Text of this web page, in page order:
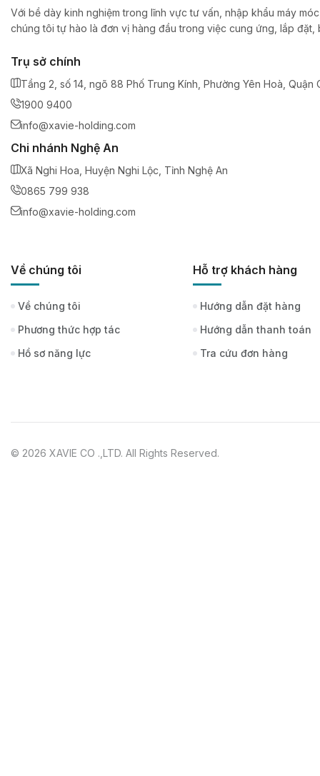
Với bề dày kinh nghiệm trong lĩnh vực tư vấn, nhập khẩu máy
chúng tôi tự hào là đơn vị hàng đầu trong việc cung ứng, lắp đặt,
Trụ sở chính
Tầng 2, số 14, ngõ 88 Phố Trung Kính, Phường Yên Hoà, Quận
1900 9400
info@xavie-holding.com
Chi nhánh Nghệ An
Xã Nghi Hoa, Huyện Nghi Lộc, Tỉnh Nghệ An
0865 799 938
info@xavie-holding.com
Về chúng tôi
Về chúng tôi
Phương thức hợp tác
Hồ sơ năng lực
Hỗ trợ khách hàng
Hướng dẫn đặt hàng
Hướng dẫn thanh toán
Tra cứu đơn hàng
© 2026 XAVIE CO .,LTD. All Rights Reserved.